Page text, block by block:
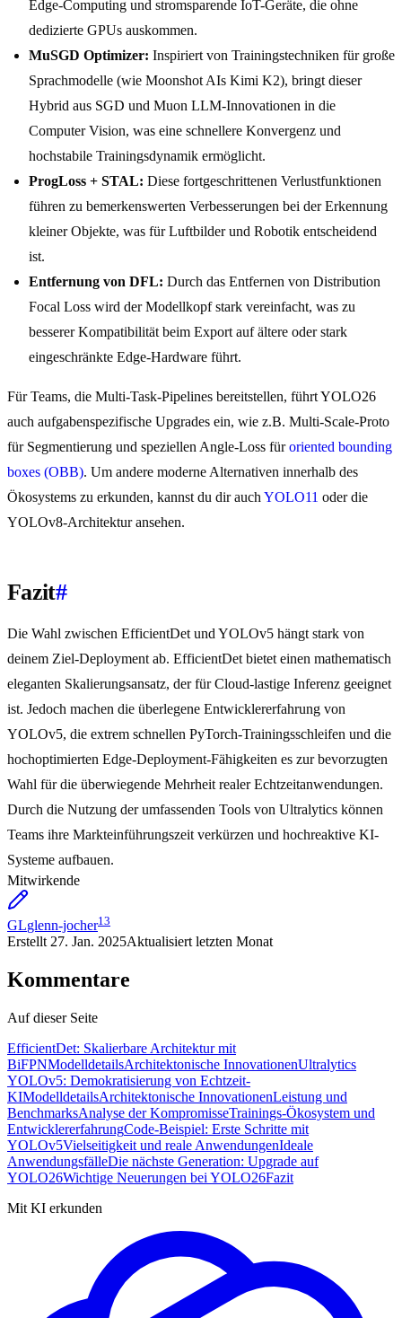
Edge-Computing und stromsparende IoT-Geräte, die ohne
dedizierte GPUs auskommen.
MuSGD Optimizer: Inspiriert von Trainingstechniken für große
Sprachmodelle (wie Moonshot AIs Kimi K2), bringt dieser
Hybrid aus SGD und Muon LLM-Innovationen in die
Computer Vision, was eine schnellere Konvergenz und
hochstabile Trainingsdynamik ermöglicht.
ProgLoss + STAL: Diese fortgeschrittenen Verlustfunktionen
führen zu bemerkenswerten Verbesserungen bei der Erkennung
kleiner Objekte, was für Luftbilder und Robotik entscheidend
ist.
Entfernung von DFL: Durch das Entfernen von Distribution
Focal Loss wird der Modellkopf stark vereinfacht, was zu
besserer Kompatibilität beim Export auf ältere oder stark
eingeschränkte Edge-Hardware führt.
Für Teams, die Multi-Task-Pipelines bereitstellen, führt YOLO26
auch aufgabenspezifische Upgrades ein, wie z.B. Multi-Scale-Proto
für Segmentierung und speziellen Angle-Loss füroriented bounding
boxes (OBB). Um andere moderne Alternativen innerhalb des
Ökosystems zu erkunden, kannst du dir auch YOLO11 oder die
YOLOv8-Architektur ansehen.
Fazit#
Die Wahl zwischen EfficientDet und YOLOv5 hängt stark von
deinem Ziel-Deployment ab. EfficientDet bietet einen mathematisch
eleganten Skalierungsansatz, der für Cloud-lastige Inferenz geeignet
ist. Jedoch machen die überlegene Entwicklererfahrung von
YOLOv5, die extrem schnellen PyTorch-Trainingsschleifen und die
hochoptimierten Edge-Deployment-Fähigkeiten es zur bevorzugten
Wahl für die überwiegende Mehrheit realer Echtzeitanwendungen.
Durch die Nutzung der umfassenden Tools von Ultralytics können
Teams ihre Markteinführungszeit verkürzen und hochreaktive KI-
Systeme aufbauen.
Mitwirkende
GLglenn-jocher13
Erstellt 27. Jan. 2025Aktualisiert letzten Monat
Kommentare
Auf dieser Seite
EfficientDet: Skalierbare Architektur mit
BiFPNModelldetailsArchitektonische InnovationenUltralytics
YOLOv5: Demokratisierung von Echtzeit-
KIModelldetailsArchitektonische InnovationenLeistung und
BenchmarksAnalyse der KompromisseTrainings-Ökosystem und
EntwicklererfahrungCode-Beispiel: Erste Schritte mit
YOLOv5Vielseitigkeit und reale AnwendungenIdeale
AnwendungsfälleDie nächste Generation: Upgrade auf
YOLO26Wichtige Neuerungen bei YOLO26Fazit
Mit KI erkunden